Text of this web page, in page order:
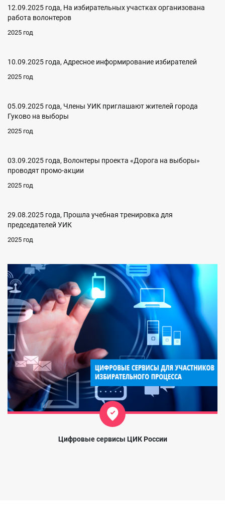
12.09.2025 года, На избирательных участках организована
работа волонтеров
2025 год
10.09.2025 года, Адресное информирование избирателей
2025 год
05.09.2025 года, Члены УИК приглашают жителей города
Гуково на выборы
2025 год
03.09.2025 года, Волонтеры проекта «Дорога на выборы»
проводят промо-акции
2025 год
29.08.2025 года, Прошла учебная тренировка для
председателей УИК
2025 год
Цифровые сервисы ЦИК России